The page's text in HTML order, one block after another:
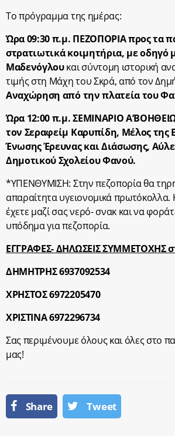
Το πρόγραμμα της ημέρας:
Ώρα 09:30 π.μ. ΠΕΖΟΠΟΡΙΑ προς τα
στρατιωτικά κοιμητήρια, με οδηγό
Μαδενόγλουκαι σύντομη ιστορική
τιμής στη Μάχη του Σκρά, από τον
Αναχώρηση από την πλατεία του
Ώρα 12:00 π.μ. ΣΕΜΙΝΑΡΙΟ
τον Σεραφείμ Καρυπίδη, Μέλος της
Ένωσης Έρευνας και Διάσωσης,
Δημοτικού Σχολείου Φανού.
*ΥΠΕΝΘΥΜΙΣΗ: Στην πεζοπορία θα
απαραίτητα υγειονομικά
έχετε μαζί σας νερό- σνακ και να
υπόδημα για πεζοπορία.
ΕΓΓΡΑΦΕΣ- ΔΗΛΩΣΕΙΣ ΣΥΜΜΕΤΟΧΗΣ
ΔΗΜΗΤΡΗΣ 6937092534
ΧΡΗΣΤΟΣ 6972205470
ΧΡΙΣΤΙΝΑ 6972296734
Σας περιμένουμε όλους και όλες στο
μας!
Share Tweet